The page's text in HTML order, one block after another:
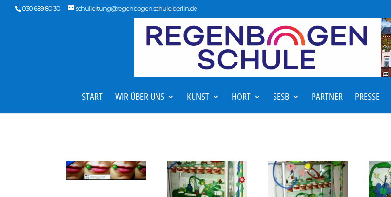
030 689 80 30 schulleitung@regenbogen.schule.berlin.de
START WIR ÜBER UNS KUNST HORT SESB PARTNER PRESSE